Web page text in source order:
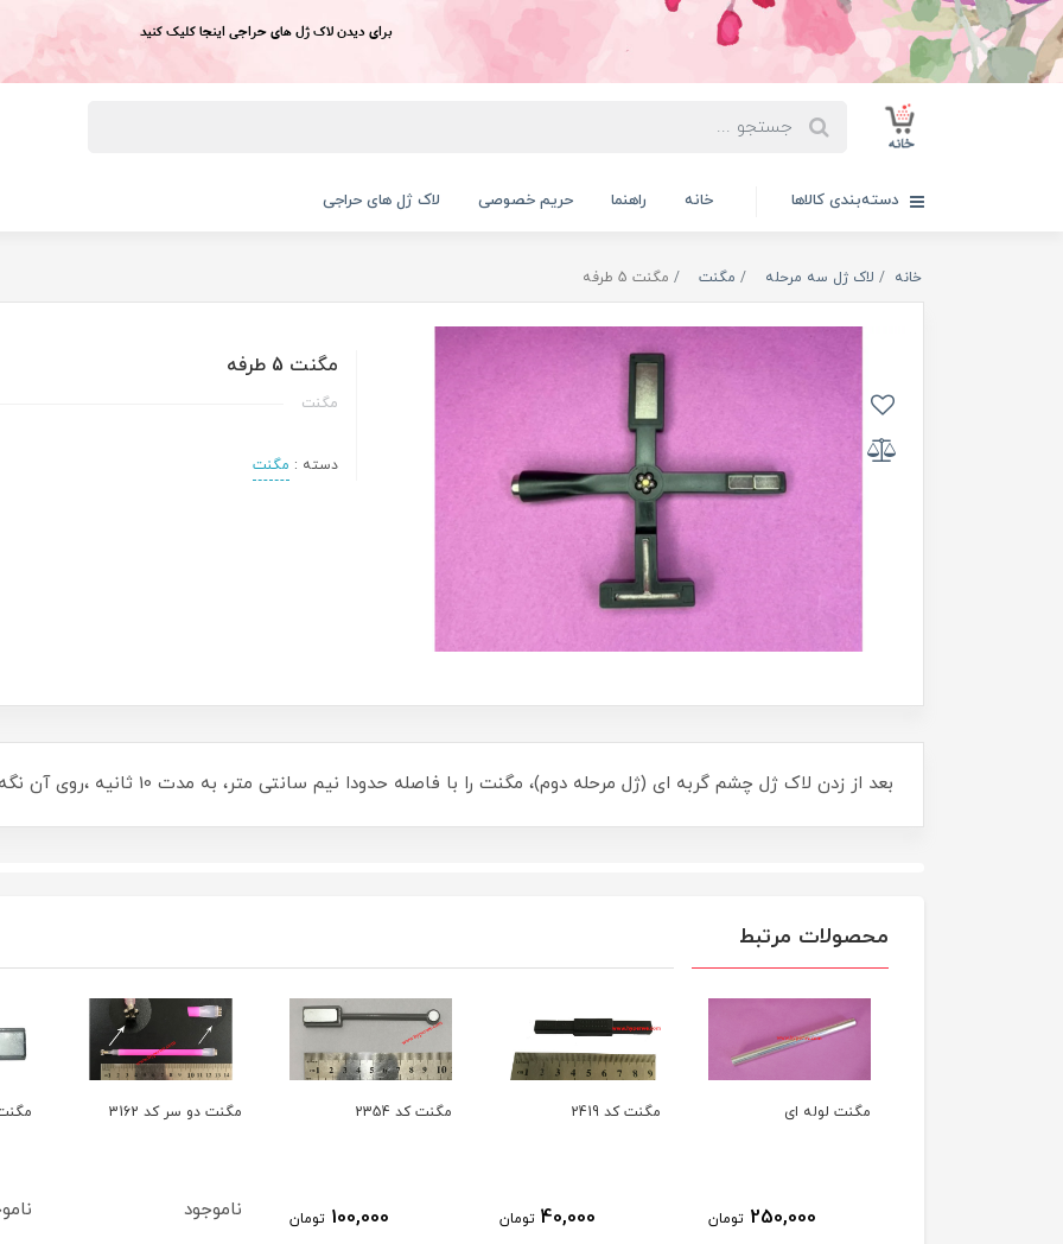
برای دیدن لاک ژل های حراجی اینجا کلیک کنید
دسته‌بندی کالاها خانه راهنما حریم خصوصی لاک ژل های حراجی
خانه لاک ژل سه مرحله مگنت مگنت 5 طرفه
مگنت 5 طرفه
مگنت
دسته : مگنت
بعد از زدن لاک ژل چشم گربه ای (ژل مرحله دوم)، مگنت را با فاصله حدودا نیم سانتی متر، به مدت 10 ثانیه ،روی آن نگه دارید و بعد داخل دستگاه یووی قرار دهید
محصولات مرتبط
مگنت کد 2419
40,000 تومان
مگنت کد 2354
100,000 تومان
مگنت دو سر کد 3162 مگنت
ناموجود
مگنت